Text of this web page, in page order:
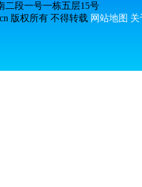
二段一号一栋五层15号
版权所有 不得转载 网站地图 关